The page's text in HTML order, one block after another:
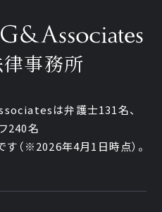
事務所
は弁護士131名、
240名
す （※2026年4月1日時点）。